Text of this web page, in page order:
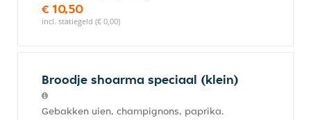
€ 10,50
incl. statiegeld (€ 0,00)
Broodje shoarma speciaal (klein)
Gebakken uien, champignons, paprika.